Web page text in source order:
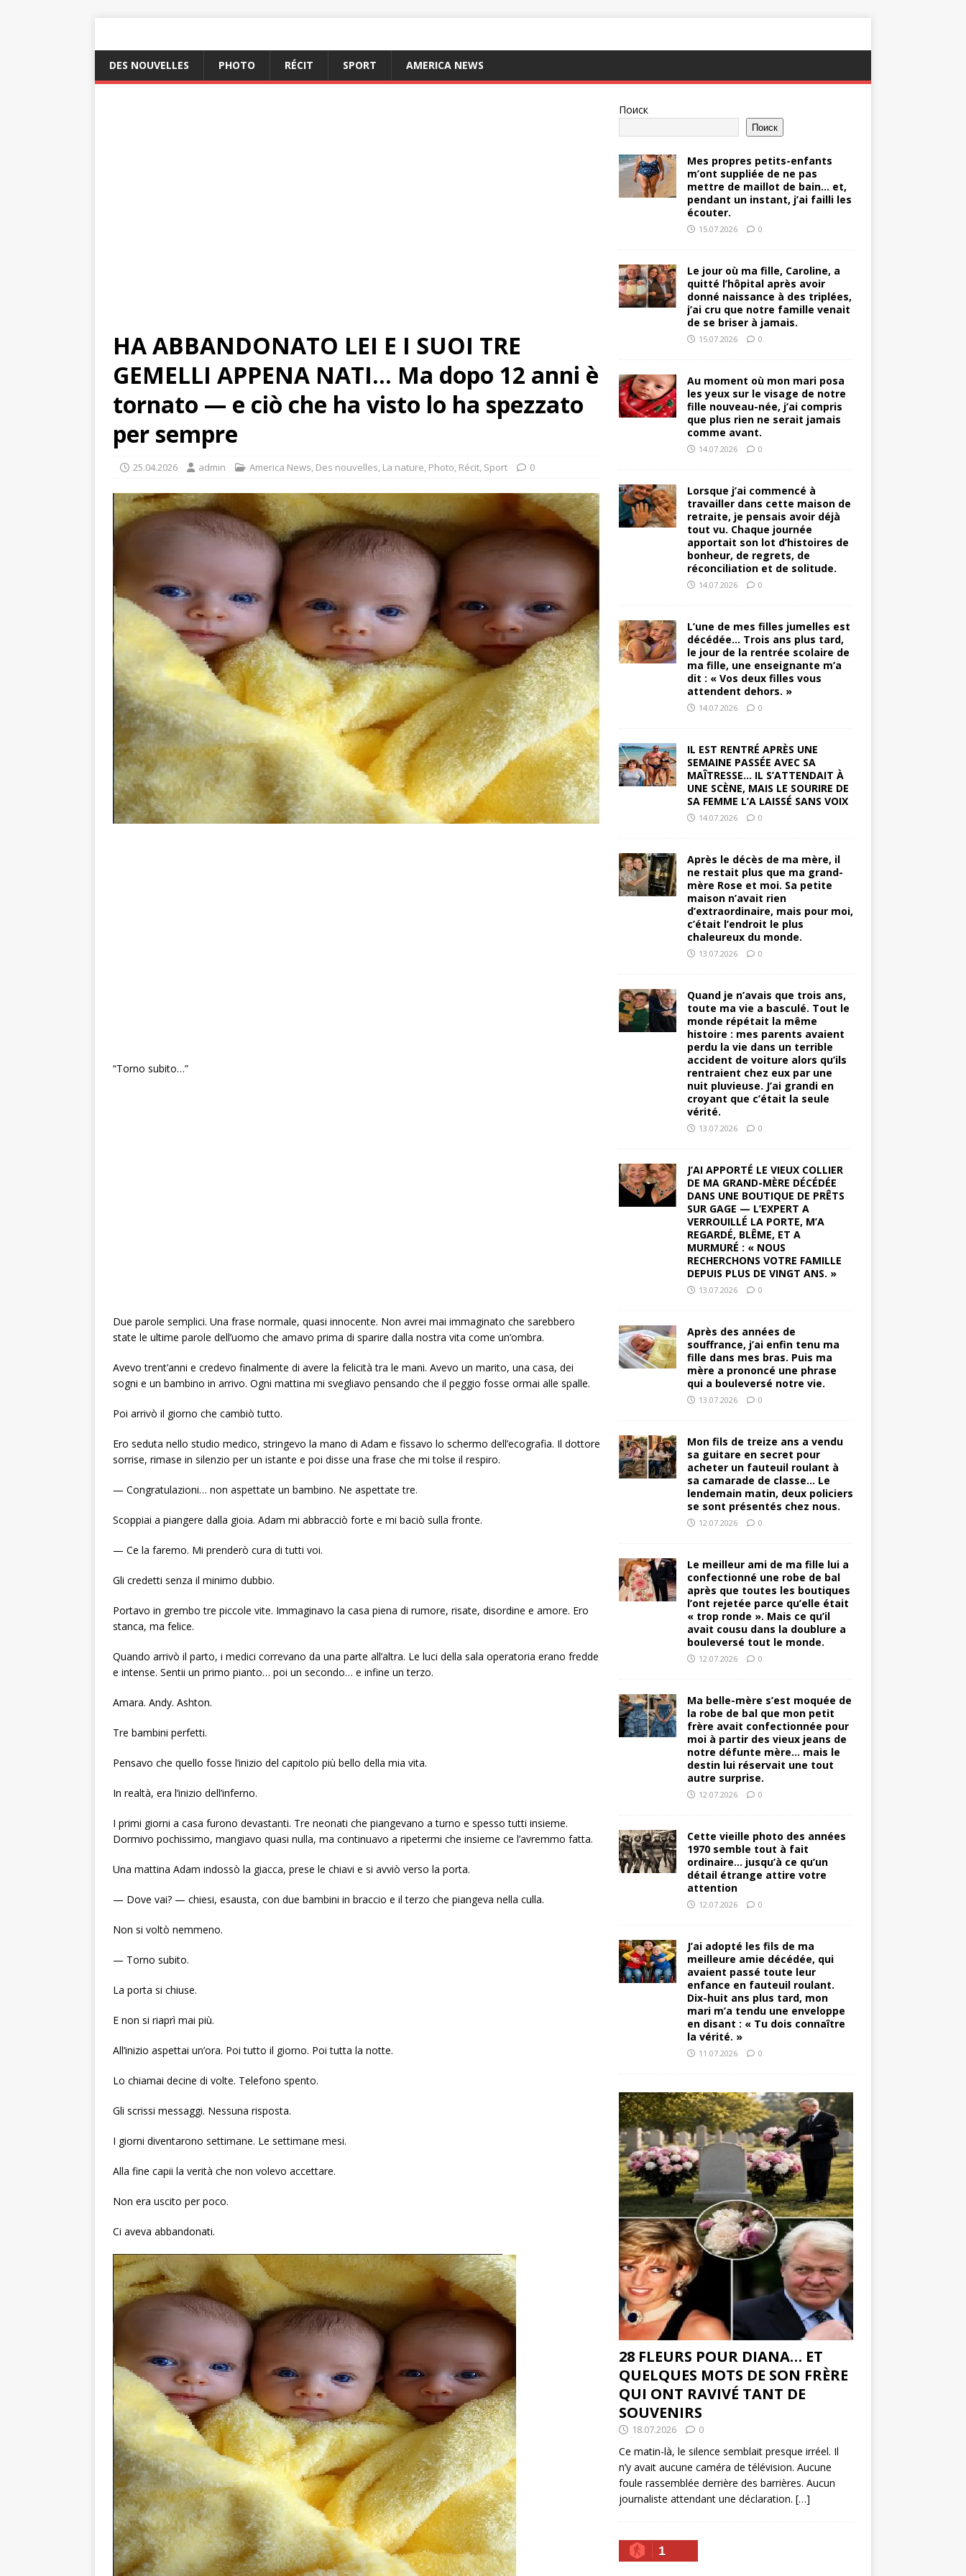
DES NOUVELLES PHOTO RÉCIT SPORT AMERICA NEWS
HA ABBANDONATO LEI E I SUOI TRE
GEMELLI APPENA NATI… Ma dopo 12 anni è
tornato — e ciò che ha visto lo ha spezzato
per sempre
25.04.2026 admin America News, Des nouvelles, La nature, Photo, Récit, Sport 0
“Torno subito…”
Due parole semplici. Una frase normale, quasi innocente. Non avrei mai immaginato che sarebbero
state le ultime parole dell’uomo che amavo prima di sparire dalla nostra vita come un’ombra.
Avevo trent’anni e credevo finalmente di avere la felicità tra le mani. Avevo un marito, una casa, dei
sogni e un bambino in arrivo. Ogni mattina mi svegliavo pensando che il peggio fosse ormai alle spalle.
Poi arrivò il giorno che cambiò tutto.
Ero seduta nello studio medico, stringevo la mano di Adam e fissavo lo schermo dell’ecografia. Il dottore
sorrise, rimase in silenzio per un istante e poi disse una frase che mi tolse il respiro.
— Congratulazioni… non aspettate un bambino. Ne aspettate tre.
Scoppiai a piangere dalla gioia. Adam mi abbracciò forte e mi baciò sulla fronte.
— Ce la faremo. Mi prenderò cura di tutti voi.
Gli credetti senza il minimo dubbio.
Portavo in grembo tre piccole vite. Immaginavo la casa piena di rumore, risate, disordine e amore. Ero
stanca, ma felice.
Quando arrivò il parto, i medici correvano da una parte all’altra. Le luci della sala operatoria erano fredde
e intense. Sentii un primo pianto… poi un secondo… e infine un terzo.
Amara. Andy. Ashton.
Tre bambini perfetti.
Pensavo che quello fosse l’inizio del capitolo più bello della mia vita.
In realtà, era l’inizio dell’inferno.
I primi giorni a casa furono devastanti. Tre neonati che piangevano a turno e spesso tutti insieme.
Dormivo pochissimo, mangiavo quasi nulla, ma continuavo a ripetermi che insieme ce l’avremmo fatta.
Una mattina Adam indossò la giacca, prese le chiavi e si avviò verso la porta.
— Dove vai? — chiesi, esausta, con due bambini in braccio e il terzo che piangeva nella culla.
Non si voltò nemmeno.
— Torno subito.
La porta si chiuse.
E non si riaprì mai più.
All’inizio aspettai un’ora. Poi tutto il giorno. Poi tutta la notte.
Lo chiamai decine di volte. Telefono spento.
Gli scrissi messaggi. Nessuna risposta.
I giorni diventarono settimane. Le settimane mesi.
Alla fine capii la verità che non volevo accettare.
Non era uscito per poco.
Ci aveva abbandonati.
Поиск
Поиск
Mes propres petits-enfants
m’ont suppliée de ne pas
mettre de maillot de bain… et,
pendant un instant, j’ai failli les
écouter.
15.07.2026 0
Le jour où ma fille, Caroline, a
quitté l’hôpital après avoir
donné naissance à des triplées,
j’ai cru que notre famille venait
de se briser à jamais.
15.07.2026 0
Au moment où mon mari posa
les yeux sur le visage de notre
fille nouveau-née, j’ai compris
que plus rien ne serait jamais
comme avant.
14.07.2026 0
Lorsque j’ai commencé à
travailler dans cette maison de
retraite, je pensais avoir déjà
tout vu. Chaque journée
apportait son lot d’histoires de
bonheur, de regrets, de
réconciliation et de solitude.
14.07.2026 0
L’une de mes filles jumelles est
décédée… Trois ans plus tard,
le jour de la rentrée scolaire de
ma fille, une enseignante m’a
dit : « Vos deux filles vous
attendent dehors. »
14.07.2026 0
IL EST RENTRÉ APRÈS UNE
SEMAINE PASSÉE AVEC SA
MAÎTRESSE… IL S’ATTENDAIT À
UNE SCÈNE, MAIS LE SOURIRE DE
SA FEMME L’A LAISSÉ SANS VOIX
14.07.2026 0
Après le décès de ma mère, il
ne restait plus que ma grand-
mère Rose et moi. Sa petite
maison n’avait rien
d’extraordinaire, mais pour moi,
c’était l’endroit le plus
chaleureux du monde.
13.07.2026 0
Quand je n’avais que trois ans,
toute ma vie a basculé. Tout le
monde répétait la même
histoire : mes parents avaient
perdu la vie dans un terrible
accident de voiture alors qu’ils
rentraient chez eux par une
nuit pluvieuse. J’ai grandi en
croyant que c’était la seule
vérité.
13.07.2026 0
J’AI APPORTÉ LE VIEUX COLLIER
DE MA GRAND-MÈRE DÉCÉDÉE
DANS UNE BOUTIQUE DE PRÊTS
SUR GAGE — L’EXPERT A
VERROUILLÉ LA PORTE, M’A
REGARDÉ, BLÊME, ET A
MURMURÉ : « NOUS
RECHERCHONS VOTRE FAMILLE
DEPUIS PLUS DE VINGT ANS. »
13.07.2026 0
Après des années de
souffrance, j’ai enfin tenu ma
fille dans mes bras. Puis ma
mère a prononcé une phrase
qui a bouleversé notre vie.
13.07.2026 0
Mon fils de treize ans a vendu
sa guitare en secret pour
acheter un fauteuil roulant à
sa camarade de classe… Le
lendemain matin, deux policiers
se sont présentés chez nous.
12.07.2026 0
Le meilleur ami de ma fille lui a
confectionné une robe de bal
après que toutes les boutiques
l’ont rejetée parce qu’elle était
« trop ronde ». Mais ce qu’il
avait cousu dans la doublure a
bouleversé tout le monde.
12.07.2026 0
Ma belle-mère s’est moquée de
la robe de bal que mon petit
frère avait confectionnée pour
moi à partir des vieux jeans de
notre défunte mère… mais le
destin lui réservait une tout
autre surprise.
12.07.2026 0
Cette vieille photo des années
1970 semble tout à fait
ordinaire… jusqu’à ce qu’un
détail étrange attire votre
attention
12.07.2026 0
J’ai adopté les fils de ma
meilleure amie décédée, qui
avaient passé toute leur
enfance en fauteuil roulant.
Dix-huit ans plus tard, mon
mari m’a tendu une enveloppe
en disant : « Tu dois connaître
la vérité. »
11.07.2026 0
28 FLEURS POUR DIANA… ET
QUELQUES MOTS DE SON FRÈRE
QUI ONT RAVIVÉ TANT DE
SOUVENIRS
18.07.2026 0
Ce matin-là, le silence semblait presque irréel. Il
n’y avait aucune caméra de télévision. Aucune
foule rassemblée derrière des barrières. Aucun
journaliste attendant une déclaration. […]
1